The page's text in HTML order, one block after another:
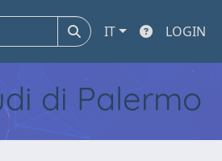
IT LOGIN
di Palermo